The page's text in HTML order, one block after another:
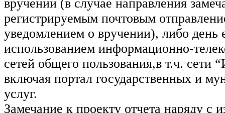
вручении (в случае направления
регистрируемым почтовым
уведомлением о вручении), либо день
использованием информационно-
сетей общего пользования,в т.ч. сети
включая портал государственных и
услуг.
Замечание к проекту отчета наряду с